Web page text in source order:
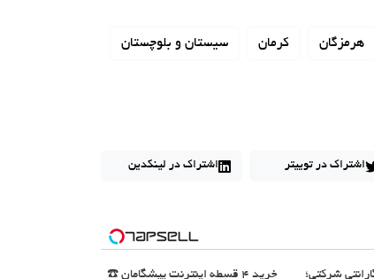
هرمزگان کرمان سیستان و بلوچستان
اشتراک در توییتر اشتراک در لینکدین
+ گارانتی شرکتی؛ خرید 4 قسطه اینترنت پیشگامان ☎️